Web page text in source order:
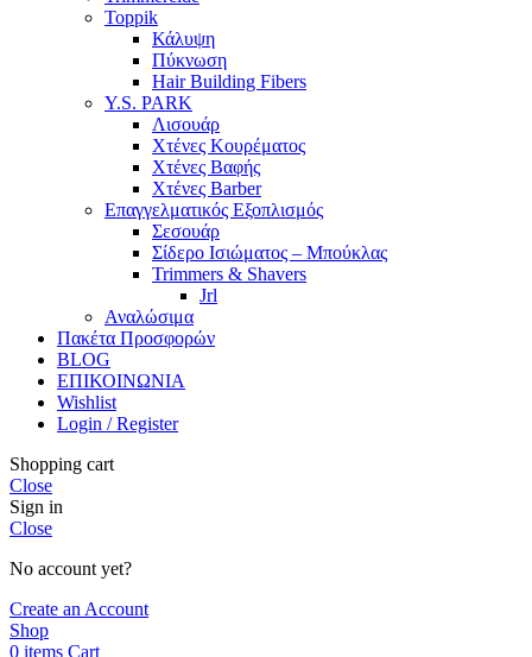
Toppik
Κάλυψη
Πύκνωση
Hair Building Fibers
Y.S. PARK
Λισουάρ
Χτένες Κουρέματος
Χτένες Βαφής
Χτένες Barber
Επαγγελματικός Εξοπλισμός
Σεσουάρ
Σίδερο Ισιώματος – Μπούκλας
Trimmers & Shavers
Jrl
Αναλώσιμα
Πακέτα Προσφορών
BLOG
ΕΠΙΚΟΙΝΩΝΙΑ
Wishlist
Login / Register
Shopping cart
Close
Sign in
Close
No account yet?
Create an Account
Shop
0 items Cart